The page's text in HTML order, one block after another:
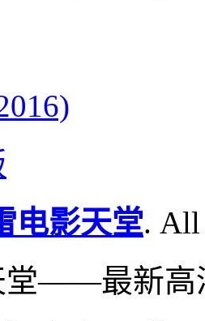
电影天堂. All
堂——最新高